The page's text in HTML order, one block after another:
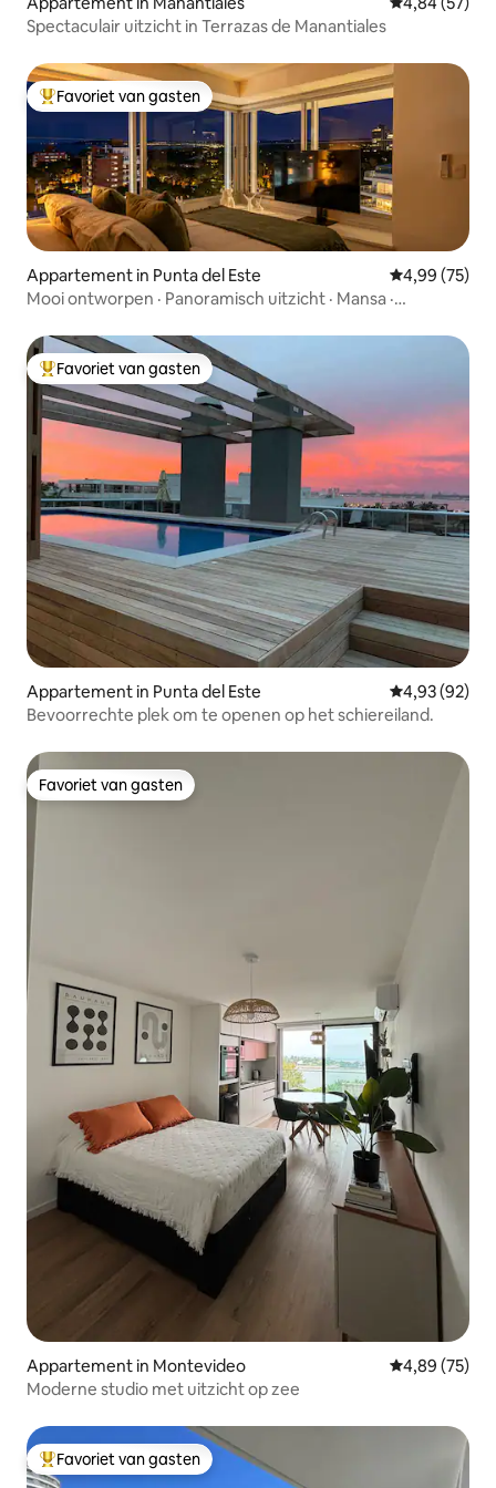
Spectaculair uitzicht in Terrazas de Manantiales
Topfavoriet van gasten
Favoriet van gasten
Appartement in Punta del Este Gemiddelde
4,99 (75)
Mooi ontworpen · Panoramisch uitzicht · Mansa ·
Topfavoriet van gasten
Favoriet van gasten
Appartement in Punta del Este Gemiddelde
4,93 (92)
Bevoorrechte plek om te openen op het schiereiland.
Favoriet van gasten
Favoriet van gasten
Appartement in Montevideo Gemiddelde
4,89 (75)
Moderne studio met uitzicht op zee
Topfavoriet van gasten
Favoriet van gasten